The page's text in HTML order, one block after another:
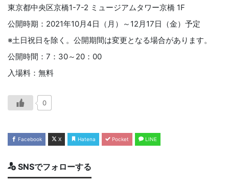
東京都中央区京橋1-7-2 ミュージアムタワー京橋 1F
公開時期：2021年10月4日（月）～12月17日（金）予定
※土日祝日を除く。公開期間は変更となる場合があります。
公開時間：7：30～20：00
入場料：無料
0
Facebook X Hatena Pocket LINE
SNSでフォローする